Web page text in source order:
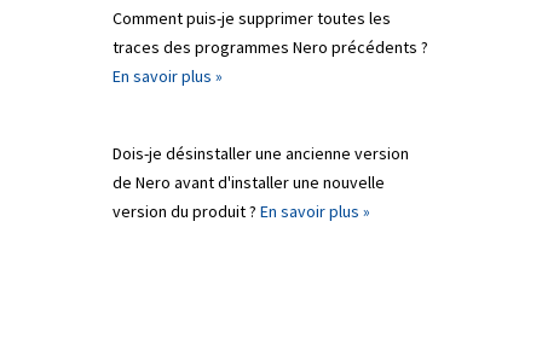
Comment puis-je supprimer toutes les
traces des programmes Nero précédents ?
En savoir plus »
Dois-je désinstaller une ancienne version
de Nero avant d'installer une nouvelle
version du produit ? En savoir plus »